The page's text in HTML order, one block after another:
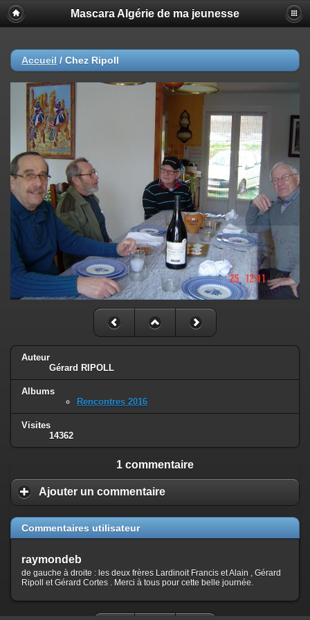
Mascara Algérie de ma jeunesse
Accueil / Chez Ripoll
Auteur
Gérard RIPOLL
Albums
Rencontres 2016
Visites
14362
1 commentaire
Ajouter un commentaire
Commentaires utilisateur
raymondeb
de gauche à droite : les deux frères Lardinoit Francis et Alain , Gérard
Ripoll et Gérard Cortes . Merci à tous pour cette belle journée.